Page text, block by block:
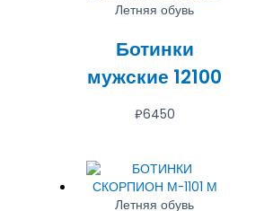
Летняя обувь
Ботинки
мужские 12100
₽6450
Летняя обувь